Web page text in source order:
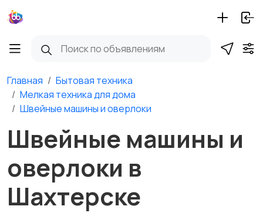
Главная
Бытовая техника
Мелкая техника для дома
Швейные машины и оверлоки
Швейные машины и
оверлоки в
Шахтерске